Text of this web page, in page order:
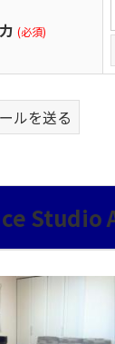
(必須)
ルを送る
Studio